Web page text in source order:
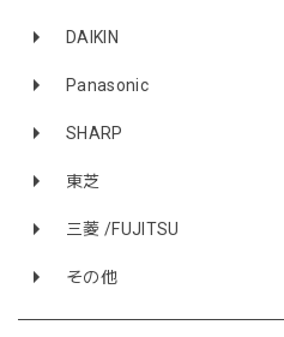
DAIKIN
Panasonic
SHARP
東芝
三菱 /FUJITSU
その他